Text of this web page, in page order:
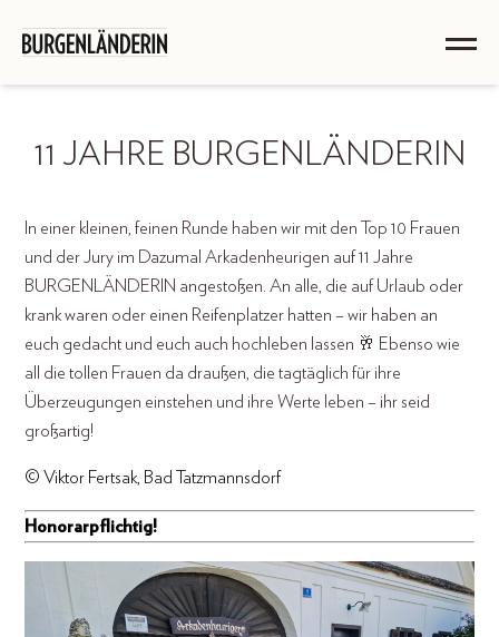
11 JAHRE BURGENLÄNDERIN
In einer kleinen, feinen Runde haben wir mit den Top 10 Frauen
und der Jury im Dazumal Arkadenheurigen auf 11 Jahre
BURGENLÄNDERIN angestoßen. An alle, die auf Urlaub oder
krank waren oder einen Reifenplatzer hatten – wir haben an
euch gedacht und euch auch hochleben lassen 🥂 Ebenso wie
all die tollen Frauen da draußen, die tagtäglich für ihre
Überzeugungen einstehen und ihre Werte leben – ihr seid
großartig!
© Viktor Fertsak, Bad Tatzmannsdorf
Honorarpflichtig!